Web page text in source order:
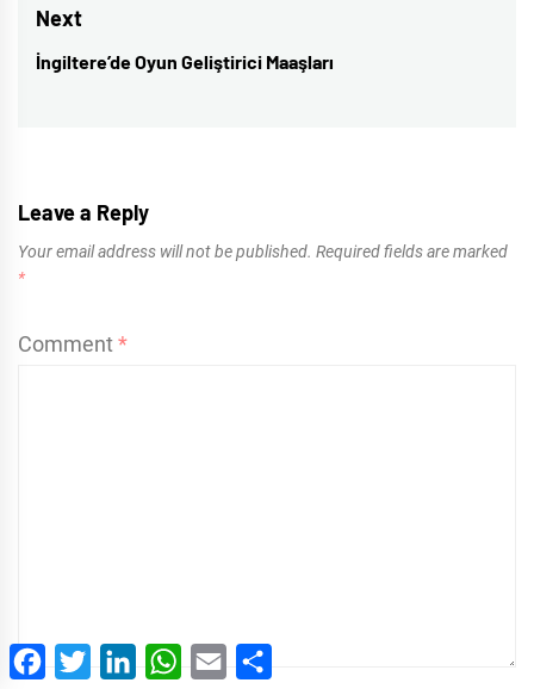
post:
Next
Next
İngiltere’de Oyun Geliştirici Maaşları
Leave a Reply
Your email address will not be published. Required fields are marked
*
Comment*
Facebook
TwitterLinkedInWhatsApp
Email